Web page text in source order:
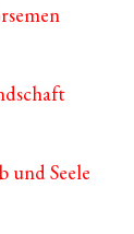
und Seele